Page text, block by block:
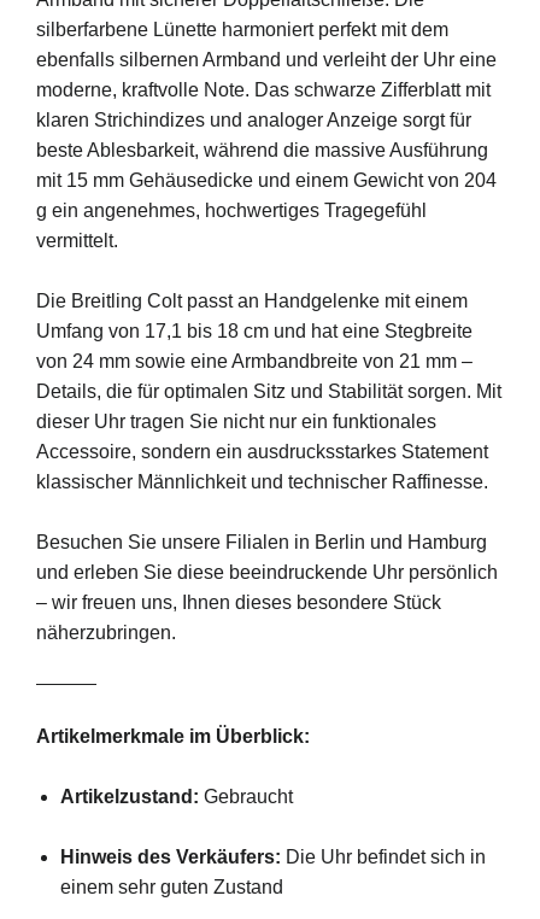
silberfarbene Lünette harmoniert perfekt mit dem
ebenfalls silbernen Armband und verleiht der Uhr eine
moderne, kraftvolle Note. Das schwarze Zifferblatt mit
klaren Strichindizes und analoger Anzeige sorgt für
beste Ablesbarkeit, während die massive Ausführung
mit 15 mm Gehäusedicke und einem Gewicht von 204
g ein angenehmes, hochwertiges Tragegefühl
vermittelt.
Die Breitling Colt passt an Handgelenke mit einem
Umfang von 17,1 bis 18 cm und hat eine Stegbreite
von 24 mm sowie eine Armbandbreite von 21 mm –
Details, die für optimalen Sitz und Stabilität sorgen. Mit
dieser Uhr tragen Sie nicht nur ein funktionales
Accessoire, sondern ein ausdrucksstarkes Statement
klassischer Männlichkeit und technischer Raffinesse.
Besuchen Sie unsere Filialen in Berlin und Hamburg
und erleben Sie diese beeindruckende Uhr persönlich
– wir freuen uns, Ihnen dieses besondere Stück
näherzubringen.
Artikelmerkmale im Überblick:
Artikelzustand: Gebraucht
Hinweis des Verkäufers: Die Uhr befindet sich in
einem sehr guten Zustand